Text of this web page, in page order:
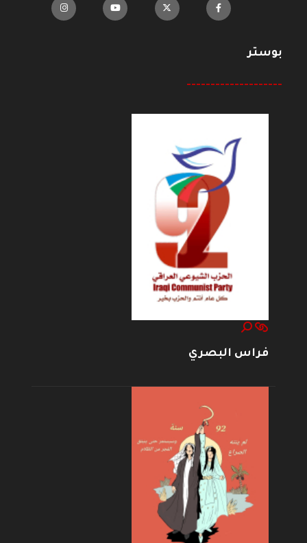
بوستر
--------------------
فراس البصري